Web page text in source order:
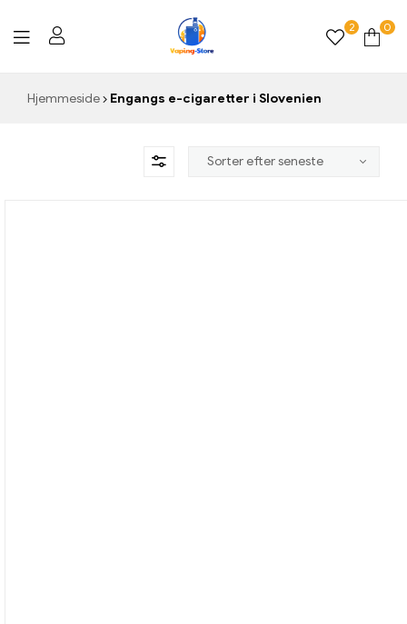
2 0
Hjemmeside Engangs e-cigaretter i Slovenien